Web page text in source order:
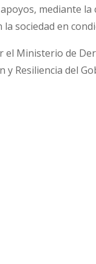
mediante
sociedad en
Ministerio de
Resiliencia del